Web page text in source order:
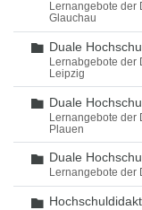
Lernangebote
Glauchau
Ordner
Duale
Lernabgebote
Leipzig
Ordner
Duale
Lernangebote
Plauen
Ordner
Duale
Lernangebote
Ordner